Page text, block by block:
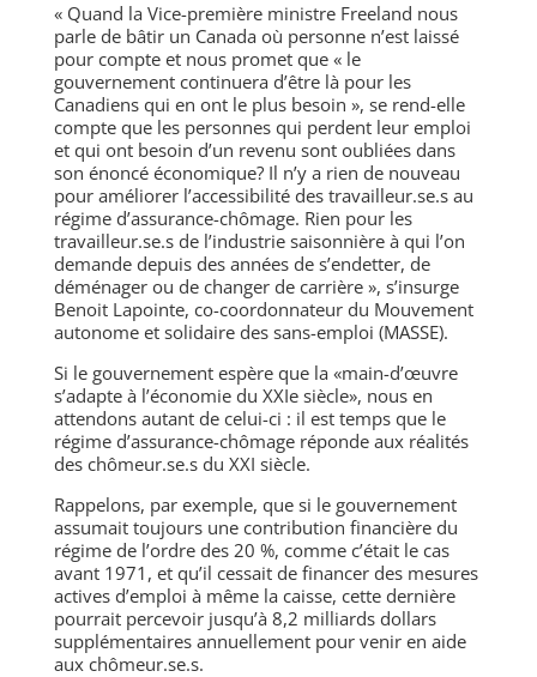
« Quand la Vice-première ministre Freeland nous
parle de bâtir un Canada où personne n’est laissé
pour compte et nous promet que « le
gouvernement continuera d’être là pour les
Canadiens qui en ont le plus besoin », se rend-elle
compte que les personnes qui perdent leur emploi
et qui ont besoin d’un revenu sont oubliées dans
son énoncé économique? Il n’y a rien de nouveau
pour améliorer l’accessibilité des travailleur.se.s au
régime d’assurance-chômage. Rien pour les
travailleur.se.s de l’industrie saisonnière à qui l’on
demande depuis des années de s’endetter, de
déménager ou de changer de carrière », s’insurge
Benoit Lapointe, co-coordonnateur du Mouvement
autonome et solidaire des sans-emploi (MASSE).
Si le gouvernement espère que la «main-d’œuvre
s’adapte à l’économie du XXIe siècle», nous en
attendons autant de celui-ci : il est temps que le
régime d’assurance-chômage réponde aux réalités
des chômeur.se.s du XXI siècle.
Rappelons, par exemple, que si le gouvernement
assumait toujours une contribution financière du
régime de l’ordre des 20 %, comme c’était le cas
avant 1971, et qu’il cessait de financer des mesures
actives d’emploi à même la caisse, cette dernière
pourrait percevoir jusqu’à 8,2 milliards dollars
supplémentaires annuellement pour venir en aide
aux chômeur.se.s.